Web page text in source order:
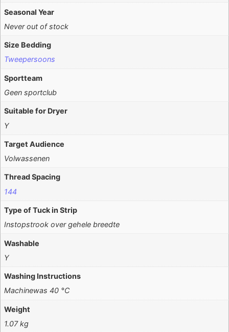
Seasonal Year
Never out of stock
Size Bedding
Tweepersoons
Sportteam
Geen sportclub
Suitable for Dryer
Y
Target Audience
Volwassenen
Thread Spacing
144
Type of Tuck in Strip
Instopstrook over gehele breedte
Washable
Y
Washing Instructions
Machinewas 40 °C
Weight
1.07 kg